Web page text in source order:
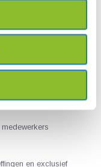
en exclusief